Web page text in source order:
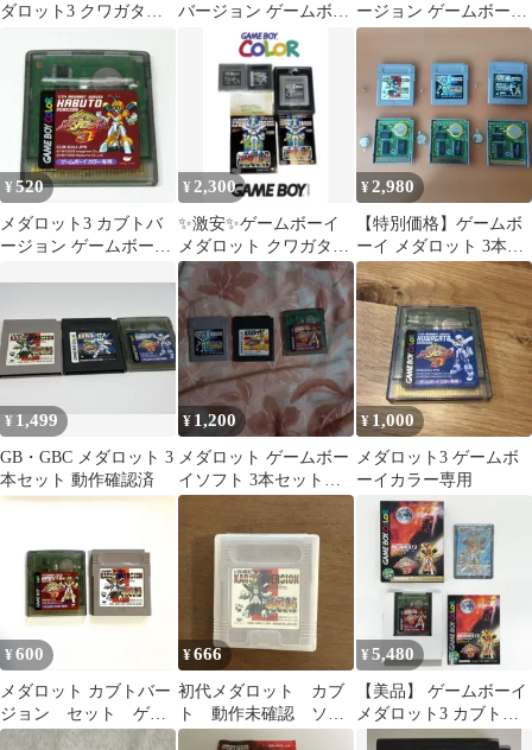
ダロット3 クワガタバ
バージョン ゲームボー
イカラー専用
ージョン ゲームボーイ
カラー 12g
¥520
メダロット3 カブトバ
ージョン ゲームボーイ
¥ 2,300
✨激安✨ゲームボーイ
メダロット クワガタバ
ージョン 箱説付き
¥2,980
【特別価格】ゲームボ
ーイ メダロット 3本セ
ット
¥ 1,499
GB・GBC メダロット 3
本セット 動作確認済
¥ 1,200
メダロット ゲームボー
イソフト 3本セット
起動確認済み
¥ 1,000
メダロット3 ゲームボ
ーイカラー専用
¥600
メダロット カブトバー
ジョン セット ゲー
ムボーイ
¥666
初代メダロット カブ
ト 動作未確認 ソフ
トのみ
¥5,480
【美品】 ゲームボーイ
メダロット3 カブトバ
ージョン 初回限定版